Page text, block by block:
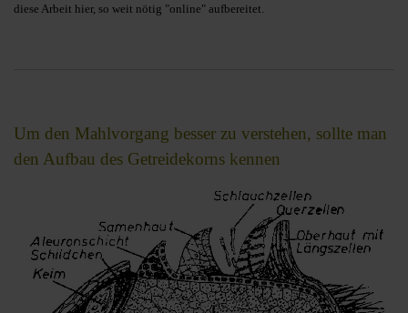
diese Arbeit hier, so weit nötig "online" aufbereitet.
Um den Mahlvorgang besser zu verstehen, sollte man
den Aufbau des Getreidekorns kennen